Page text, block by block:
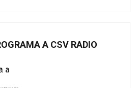
A CSV RADIO